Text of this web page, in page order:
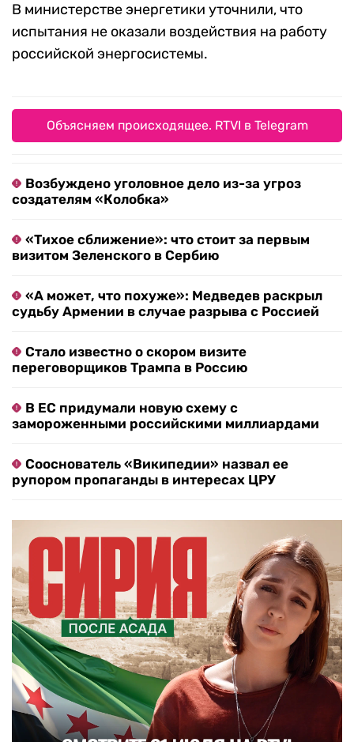
В министерстве энергетики уточнили, что
испытания не оказали воздействия на работу
российской энергосистемы.
Объясняем происходящее. RTVI в Telegram
Возбуждено уголовное дело из-за угроз
создателям «Колобка»
«Тихое сближение»: что стоит за первым
визитом Зеленского в Сербию
«А может, что похуже»: Медведев раскрыл
судьбу Армении в случае разрыва с Россией
Стало известно о скором визите
переговорщиков Трампа в Россию
В ЕС придумали новую схему с
замороженными российскими миллиардами
Сооснователь «Википедии» назвал ее
рупором пропаганды в интересах ЦРУ